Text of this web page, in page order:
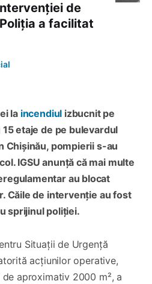
de
a facilitat
la incendiul izbucnit pe
etaje de pe bulevardul
Chișinău, pompierii s-au
IGSU anunță că mai multe
au blocat
Căile de intervenție au fost
sprijinul poliției.
Situații de Urgență
acțiunilor operative,
aproximativ 2000 m², a